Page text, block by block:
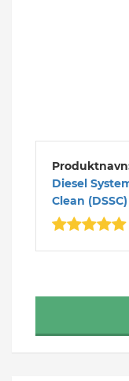
Diesel
Clean